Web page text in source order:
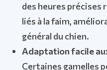
des heures précises
liés à la faim,
général du chien.
Adaptation facile
Certaines gamelles